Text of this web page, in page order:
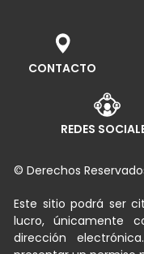
CONTACTO
REDES
© Derechos
Este sitio podrá ser
lucro, únicamente
dirección